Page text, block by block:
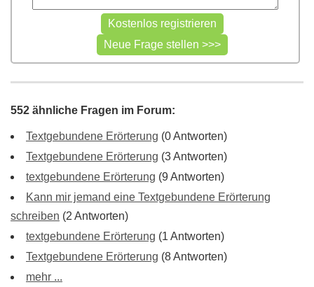
552 ähnliche Fragen im Forum:
Textgebundene Erörterung (0 Antworten)
Textgebundene Erörterung (3 Antworten)
textgebundene Erörterung (9 Antworten)
Kann mir jemand eine Textgebundene Erörterung
schreiben (2 Antworten)
textgebundene Erörterung (1 Antworten)
Textgebundene Erörterung (8 Antworten)
mehr ...